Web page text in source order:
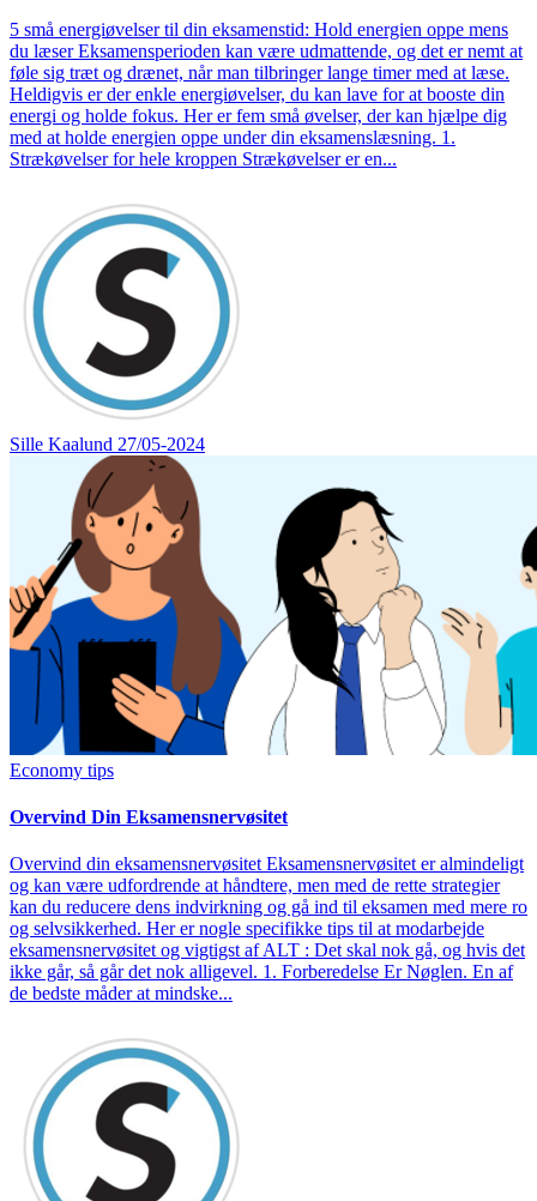
5 små energiøvelser til din eksamenstid: Hold energien oppe mens
du læser Eksamensperioden kan være udmattende, og det er nemt at
føle sig træt og drænet, når man tilbringer lange timer med at læse.
Heldigvis er der enkle energiøvelser, du kan lave for at booste din
energi og holde fokus. Her er fem små øvelser, der kan hjælpe dig
med at holde energien oppe under din eksamenslæsning. 1.
Strækøvelser for hele kroppen Strækøvelser er en...
Sille Kaalund 27/05-2024
Economy tips
Overvind Din Eksamensnervøsitet
Overvind din eksamensnervøsitet Eksamensnervøsitet er almindeligt
og kan være udfordrende at håndtere, men med de rette strategier
kan du reducere dens indvirkning og gå ind til eksamen med mere ro
og selvsikkerhed. Her er nogle specifikke tips til at modarbejde
eksamensnervøsitet og vigtigst af ALT : Det skal nok gå, og hvis det
ikke går, så går det nok alligevel. 1. Forberedelse Er Nøglen. En af
de bedste måder at mindske...